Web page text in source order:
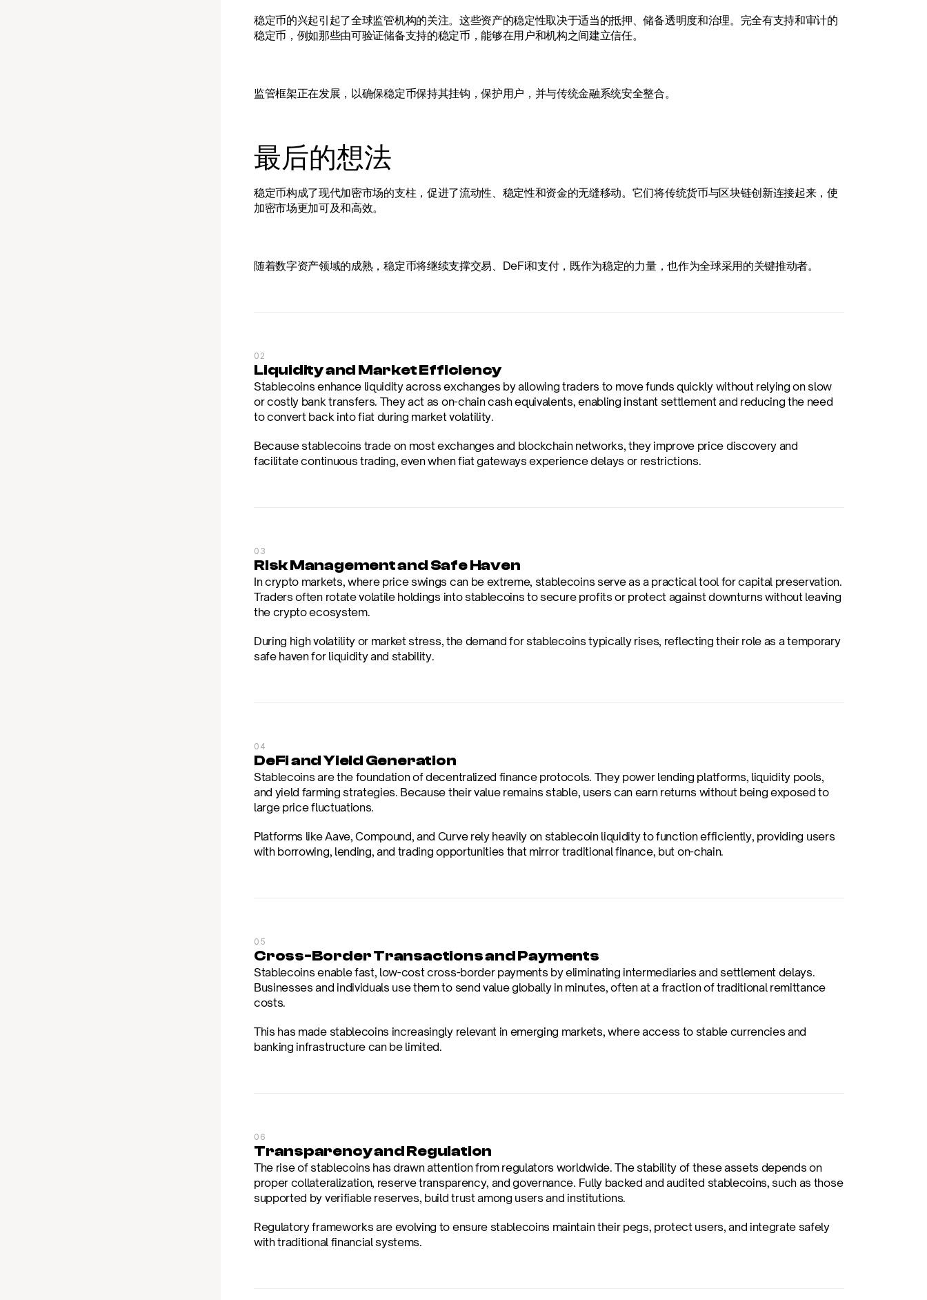
稳定币的兴起引起了全球监管机构的关注。这些资产的稳定性取决于适当的抵押、储备透明度和治理。完全有支持和审计的
稳定币，例如那些由可验证储备支持的稳定币，能够在用户和机构之间建立信任。
监管框架正在发展，以确保稳定币保持其挂钩，保护用户，并与传统金融系统安全整合。
最后的想法
稳定币构成了现代加密市场的支柱，促进了流动性、稳定性和资金的无缝移动。它们将传统货币与区块链创新连接起来，使
加密市场更加可及和高效。
随着数字资产领域的成熟，稳定币将继续支撑交易、DeFi和支付，既作为稳定的力量，也作为全球采用的关键推动者。
02
Liquidity and Market Efficiency
Stablecoins enhance liquidity across exchanges by allowing traders to move funds quickly without relying on slow
or costly bank transfers. They act as on-chain cash equivalents, enabling instant settlement and reducing the need
to convert back into fiat during market volatility.
Because stablecoins trade on most exchanges and blockchain networks, they improve price discovery and
facilitate continuous trading, even when fiat gateways experience delays or restrictions.
03
Risk Management and Safe Haven
In crypto markets, where price swings can be extreme, stablecoins serve as a practical tool for capital preservation.
Traders often rotate volatile holdings into stablecoins to secure profits or protect against downturns without leaving
the crypto ecosystem.
During high volatility or market stress, the demand for stablecoins typically rises, reflecting their role as a temporary
safe haven for liquidity and stability.
04
DeFi and Yield Generation
Stablecoins are the foundation of decentralized finance protocols. They power lending platforms, liquidity pools,
and yield farming strategies. Because their value remains stable, users can earn returns without being exposed to
large price fluctuations.
Platforms like Aave, Compound, and Curve rely heavily on stablecoin liquidity to function efficiently, providing users
with borrowing, lending, and trading opportunities that mirror traditional finance, but on-chain.
05
Cross-Border Transactions and Payments
Stablecoins enable fast, low-cost cross-border payments by eliminating intermediaries and settlement delays.
Businesses and individuals use them to send value globally in minutes, often at a fraction of traditional remittance
costs.
This has made stablecoins increasingly relevant in emerging markets, where access to stable currencies and
banking infrastructure can be limited.
06
Transparency and Regulation
The rise of stablecoins has drawn attention from regulators worldwide. The stability of these assets depends on
proper collateralization, reserve transparency, and governance. Fully backed and audited stablecoins, such as those
supported by verifiable reserves, build trust among users and institutions.
Regulatory frameworks are evolving to ensure stablecoins maintain their pegs, protect users, and integrate safely
with traditional financial systems.